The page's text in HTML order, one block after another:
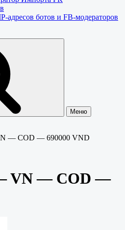
адресов ботов и FB-модераторов
Меню
— COD — 690000 VND
VN — COD —